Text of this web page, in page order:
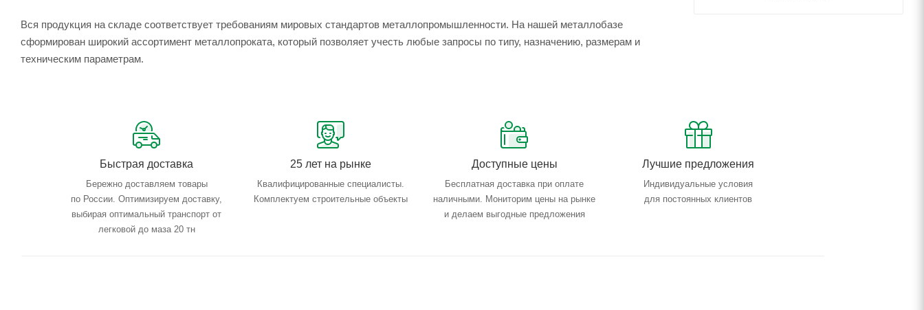
Вся продукция на складе соответствует требованиям мировых стандартов металлопромышленности. На нашей металлобазе
сформирован широкий ассортимент металлопроката, который позволяет учесть любые запросы по типу, назначению, размерам и
техническим параметрам.
Быстрая доставка
Бережно доставляем товары
по России. Оптимизируем доставку,
выбирая оптимальный транспорт от
легковой до маза 20 тн
25 лет на рынке
Квалифицированные специалисты.
Комплектуем строительные объекты
Доступные цены
Бесплатная доставка при оплате
наличными. Мониторим цены на рынке
и делаем выгодные предложения
Лучшие предложения
Индивидуальные условия
для постоянных клиентов